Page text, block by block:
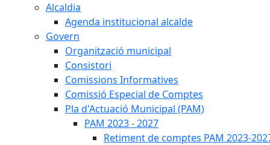
Alcaldia
Agenda institucional alcalde
Govern
Organització municipal
Consistori
Comissions Informatives
Comissió Especial de Comptes
Pla d'Actuació Municipal (PAM)
PAM 2023 - 2027
Retiment de comptes PAM 2023-